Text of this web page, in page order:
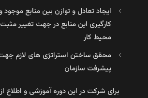
ایجاد تعادل و توازن بین منابع
کارگیری این منابع در جهت تغییر
محیط کار
محقق ساختن استراتژی‌ های لازم
پیشرفت سازمان
برای شرکت در این دوره آموزشی و اطلاع